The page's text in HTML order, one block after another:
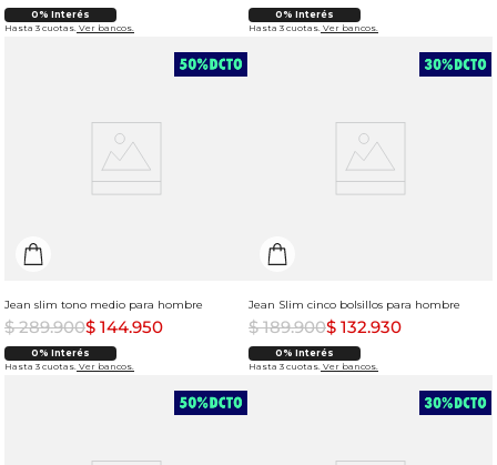
0% Interés
Hasta 3 cuotas. Ver bancos.
0% Interés
Hasta 3 cuotas. Ver bancos.
Jean slim tono medio para hombre
$ 289.900$ 144.950
0% Interés
Hasta 3 cuotas. Ver bancos.
Jean Slim cinco bolsillos para hombre
$ 189.900$ 132.930
0% Interés
Hasta 3 cuotas. Ver bancos.